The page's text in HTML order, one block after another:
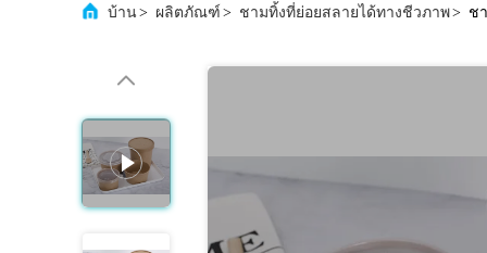
บ้าน> ผลิตภัณฑ์ > ชามทิ้งที่ย่อยสลายได้ทางชีวภาพ> ช